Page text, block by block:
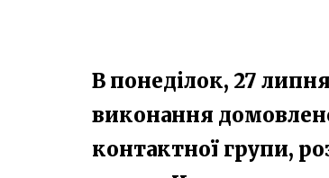
В понеділок, 27
виконання
контактної групи,